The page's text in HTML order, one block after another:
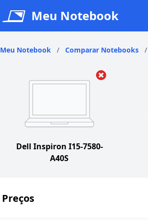
Meu Notebook
Meu Notebook / Comparar Notebooks /
Dell Inspiron I15-7580-
A40S
Preços